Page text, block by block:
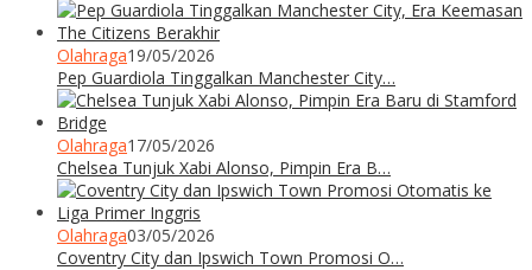
Olahraga19/05/2026
Pep Guardiola Tinggalkan Manchester City…
Olahraga17/05/2026
Chelsea Tunjuk Xabi Alonso, Pimpin Era B…
Olahraga03/05/2026
Coventry City dan Ipswich Town Promosi O…